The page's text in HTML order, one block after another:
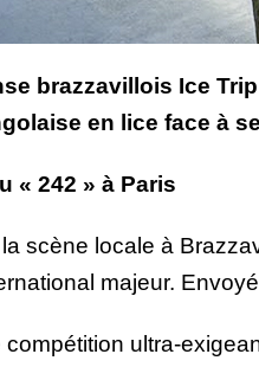
brazzavillois Ice
en lice face à
« 242 » à Paris
scène locale à
majeur.
ultra-